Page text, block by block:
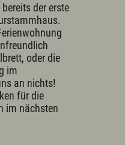
der erste
oder die
im
an nichts!
für die
im nächsten